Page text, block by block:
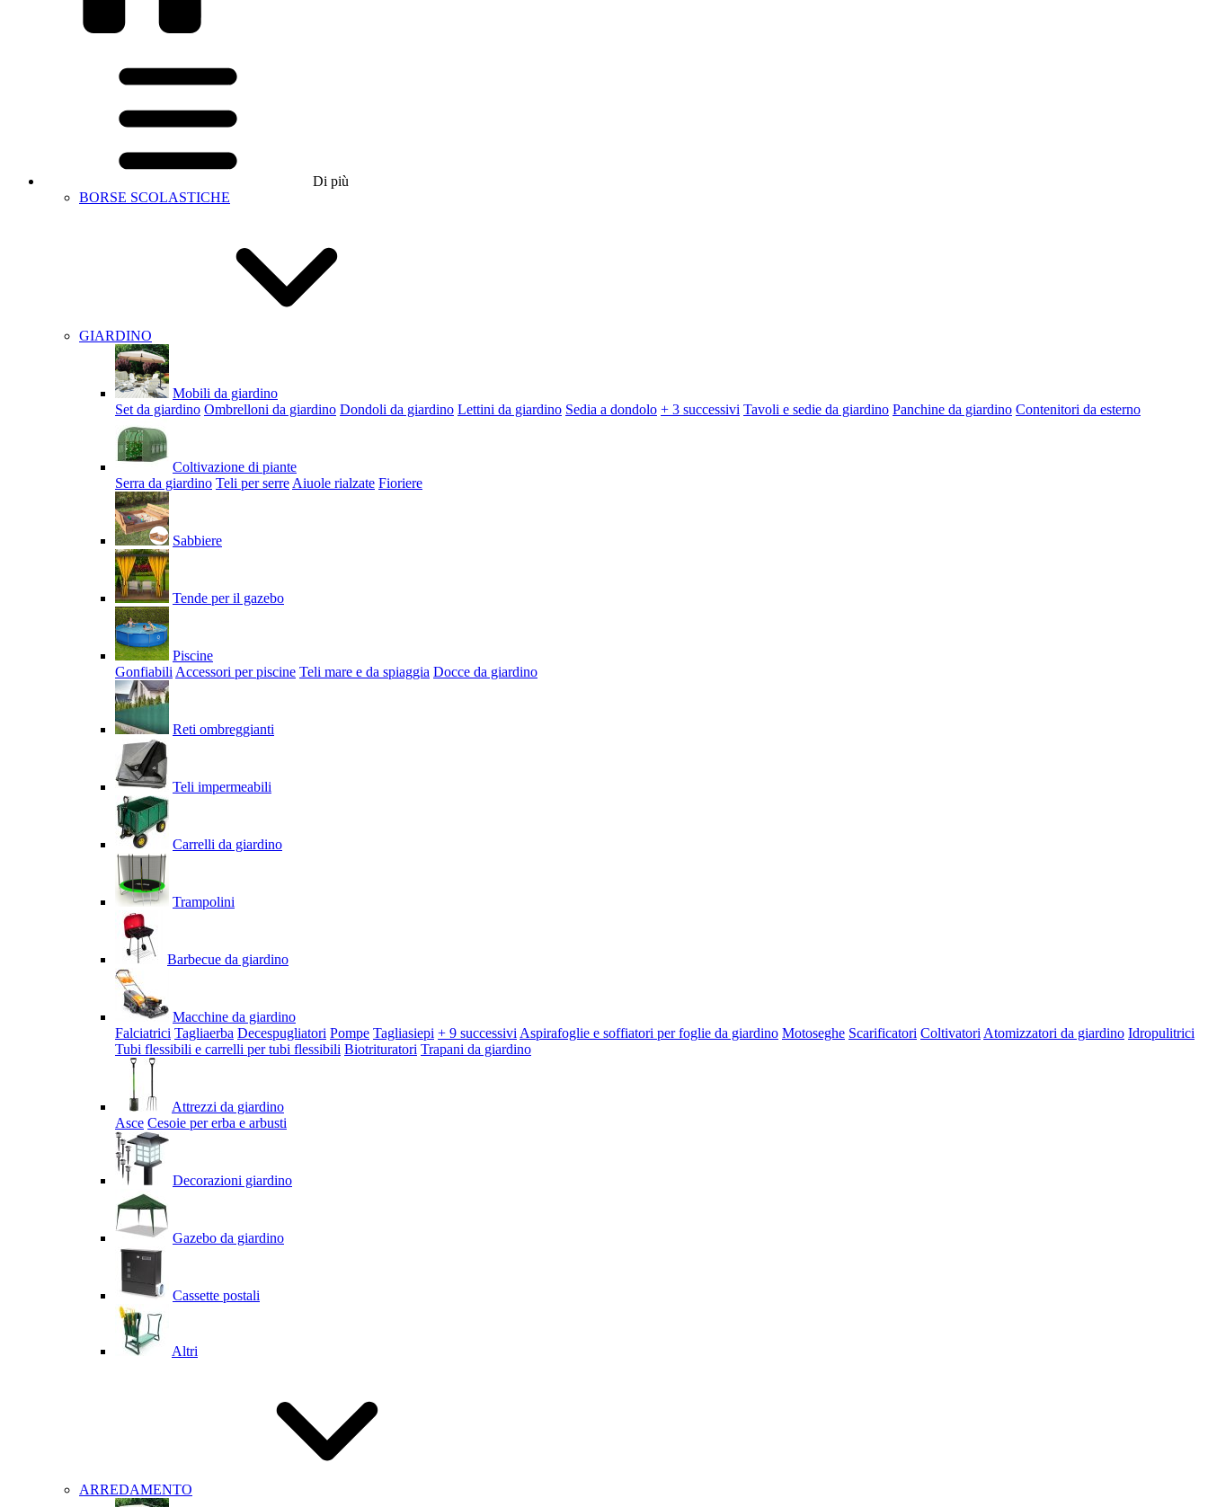
Di più
BORSE SCOLASTICHE
GIARDINO
Mobili da giardino
Set da giardino Ombrelloni da giardino Dondoli da giardino Lettini da giardino Sedia a dondolo + 3 successivi Tavoli e sedie da giardino Panchine da giardino Contenitori da esterno
Coltivazione di piante
Serra da giardino Teli per serre Aiuole rialzate Fioriere
Sabbiere
Tende per il gazebo
Piscine
Gonfiabili Accessori per piscine Teli mare e da spiaggia Docce da giardino
Reti ombreggianti
Teli impermeabili
Carrelli da giardino
Trampolini
Barbecue da giardino
Macchine da giardino
Falciatrici Tagliaerba Decespugliatori Pompe Tagliasiepi + 9 successivi Aspirafoglie e soffiatori per foglie da giardino Motoseghe Scarificatori Coltivatori Atomizzatori da giardino Idropulitrici
Tubi flessibili e carrelli per tubi flessibili Biotrituratori Trapani da giardino
Attrezzi da giardino
Asce Cesoie per erba e arbusti
Decorazioni giardino
Gazebo da giardino
Cassette postali
Altri
ARREDAMENTO